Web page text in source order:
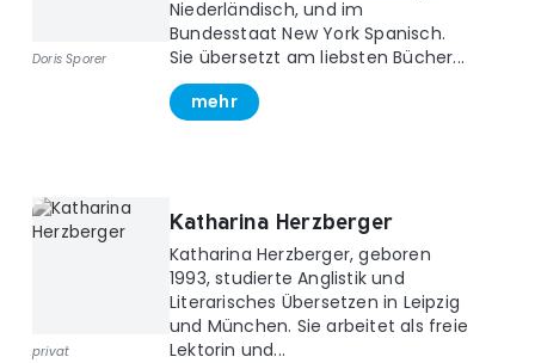
Doris Sporer
Niederländisch, und im
Bundesstaat New York Spanisch.
Sie übersetzt am liebsten Bücher...
mehr
privat
Katharina Herzberger
Katharina Herzberger, geboren
1993, studierte Anglistik und
Literarisches Übersetzen in Leipzig
und München. Sie arbeitet als freie
Lektorin und...